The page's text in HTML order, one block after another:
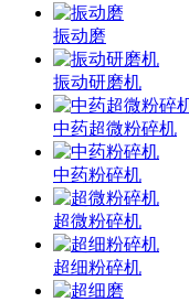
振动磨
振动研磨机
中药超微粉碎机
中药粉碎机
超微粉碎机
超细粉碎机